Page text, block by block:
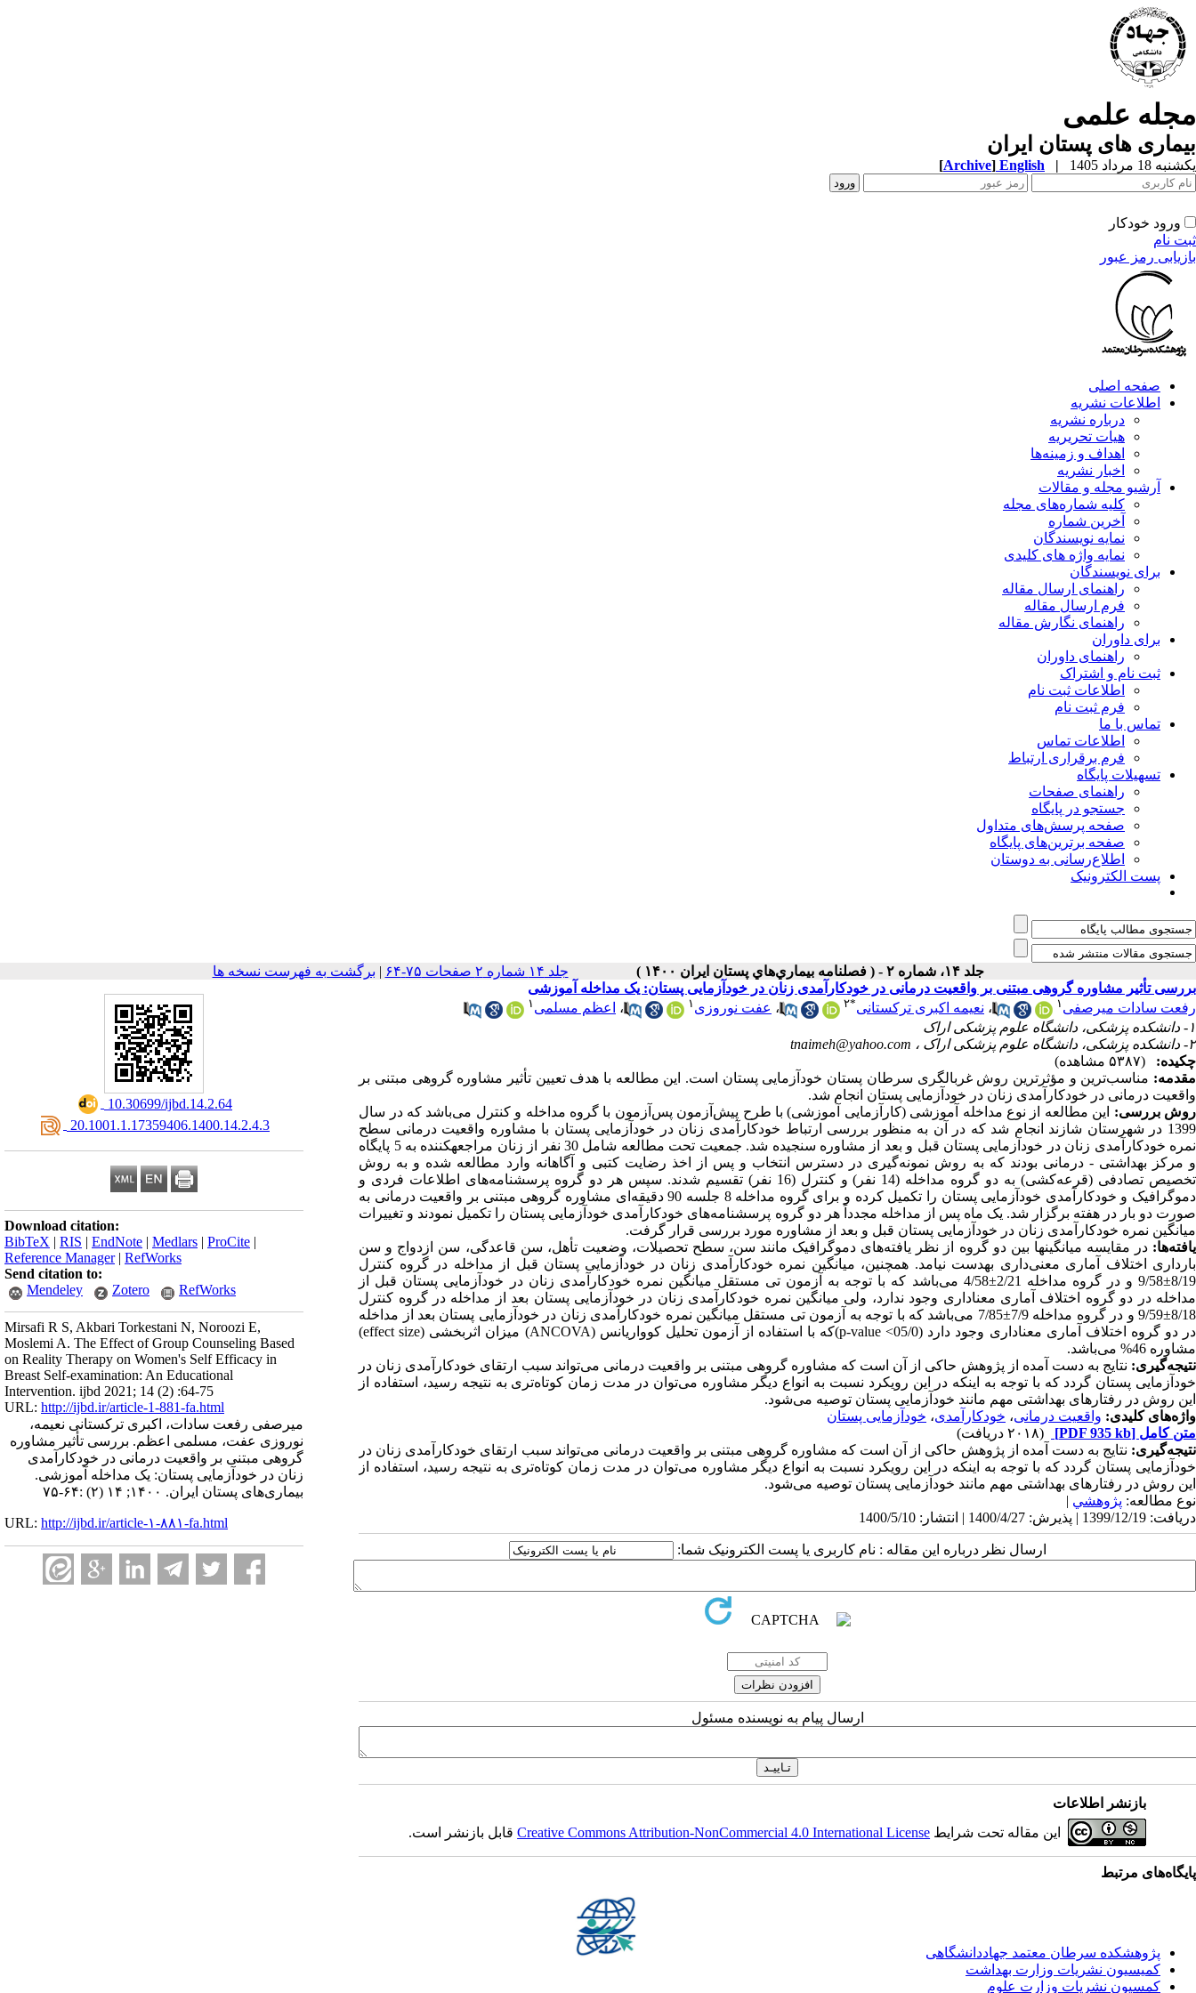
مجله علمی
بیماری های پستان ایران
یکشنبه 18 مرداد 1405 |
English
[Archive]
ورود خودکار
ثبت نام
بازیابی رمز عبور
صفحه اصلی
اطلاعات نشریه
درباره نشریه
هیات تحریریه
اهداف و زمینه‌ها
اخبار نشریه
آرشیو مجله و مقالات
کلیه شماره‌های مجله
آخرین شماره
نمایه نویسندگان
نمایه واژه های کلیدی
برای نویسندگان
راهنمای ارسال مقاله
فرم ارسال مقاله
راهنمای نگارش مقاله
برای داوران
راهنمای داوران
ثبت نام و اشتراک
اطلاعات ثبت نام
فرم ثبت نام
تماس با ما
اطلاعات تماس
فرم برقراری ارتباط
تسهیلات پایگاه
راهنمای صفحات
جستجو در پایگاه
صفحه پرسش‌های متداول
صفحه برترین‌های پایگاه
اطلاع‌رسانی به دوستان
پست الکترونیک
جلد ۱۴، شماره ۲ - ( فصلنامه بيماري‌هاي پستان ايران ۱۴۰۰ ) جلد ۱۴ شماره ۲ صفحات ۷۵-۶۴ | برگشت به فهرست نسخه ها
‎ 10.30699/ijbd.14.2.64
‎ 20.1001.1.17359406.1400.14.2.4.3
Download citation:
BibTeX | RIS | EndNote | Medlars | ProCite |
Reference Manager| RefWorks
Send citation to:
Mendeley
Zotero RefWorks
Mirsafi R S, Akbari Torkestani N, Noroozi E,
Moslemi A. The Effect of Group Counseling Based
on Reality Therapy on Women's Self Efficacy in
Breast Self-examination: An Educational
Intervention. ijbd 2021; 14 (2) :64-75
URL: http://ijbd.ir/article-1-881-fa.html
میرصفی رفعت سادات، اکبری ترکستانی نعیمه،
نوروزی عفت، مسلمی اعظم. بررسی تأثیر مشاوره
گروهی مبتنی بر واقعیت درمانی در خودکارآمدی
زنان در خودآزمایی پستان: یک مداخله آموزشی.
بیماری‌های پستان ایران. ۱۴۰۰; ۱۴ (۲) :۶۴-۷۵
URL: http://ijbd.ir/article-۱-۸۸۱-fa.html
بررسی تأثیر مشاوره گروهی مبتنی بر واقعیت درمانی در خودکارآمدی زنان در خودآزمایی پستان: یک مداخله آموزشی
رفعت سادات میرصفی ۱ ، نعیمه اکبری ترکستانی*۲ ، عفت نوروزی ۱ ، اعظم مسلمی ۱
۱- دانشکده پزشکی، دانشگاه علوم پزشکی اراک
۲- دانشکده پزشکی، دانشگاه علوم پزشکی اراک ،
tnaimeh@yahoo.com
چکیده:
(۵۳۸۷ مشاهده)
مقدمه: مناسب‏ترین و مؤثرترین روش غربالگری سرطان پستان خودآزمایی پستان است. این مطالعه با هدف تعیین تأثیر مشاوره گروهی مبتنی بر
واقعیت درمانی در خودکارآمدی زنان در خودآزمایی پستان انجام شد.
روش بررسی:
این مطالعه از نوع مداخله آموزشی (کارآزمایی آموزشی) با طرح پیش‌آزمون پس‌آزمون با گروه مداخله و کنترل می‌باشد که در سال
1399 در شهرستان شازند انجام شد
که در آن به منظور بررسی ارتباط خودکارآمدی زنان در خودآزمایی پستان با مشاوره واقعیت درمانی سطح
نمره خودکارآمدی زنان در خودآزمایی پستان قبل و بعد از مشاوره سنجیده شد. جمعیت تحت مطالعه شامل 30 نفر از زنان مراجعه‏کننده به 5 پایگاه
و مرکز بهداشتی - درمانی بودند که به روش نمونه‌گیری در دسترس
انتخاب و پس از اخذ رضایت کتبی و آگاهانه وارد مطالعه شده و به روش
تخصیص تصادفی (قرعه‌کشی) به دو گروه مداخله (14 نفر) و کنترل (16 نفر) تقسیم شدند. سپس هر دو گروه پرسشنامه‌های اطلاعات فردی و
دموگرافیک و خودکارآمدی خودآزمایی پستان را تکمیل کرده و برای گروه مداخله 8 جلسه 90 دقیقه‌ای مشاوره گروهی مبتنی بر واقعیت درمانی به
صورت دو بار در هفته برگزار شد. یک ماه پس از مداخله مجدداً هر دو گروه پرسشنامه‌های خودکارآمدی خودآزمایی پستان را تکمیل نمودند و تغییرات
میانگین نمره خودکارآمدی زنان در خودآزمایی پستان قبل و بعد از مشاوره مورد بررسی قرار گرفت.
یافته‌ها: در مقایسه میانگین‏ها بین دو گروه از نظر یافته‌های دموگرافیک مانند سن، سطح تحصیلات، وضعیت تأهل، سن قاعدگی، سن ازدواج و سن
بارداری اختلاف آماری معنی‌داری به‏دست نیامد. همچنین، میانگین نمره خودکارآمدی زنان در خودآزمایی پستان قبل از مداخله در گروه کنترل
8/19
±9/58 و در گروه مداخله 2/21 ±
4/58 می‌باشد که با توجه به آزمون تی مستقل میانگین نمره خودکارآمدی زنان در خودآزمایی پستان قبل از
مداخله در دو گروه اختلاف آماری معناداری وجود ندارد، ولی میانگین نمره خودکارآمدی زنان در خودآزمایی پستان بعد از مداخله در گروه کنترل
8/18
±9/59 و در گروه مداخله 7/9 ±
7/85 می‌باشد که با توجه به آزمون تی مستقل میانگین نمره خودکارآمدی زنان در خودآزمایی پستان بعد از مداخله
در دو گروه اختلاف آماری معناداری وجود دارد (05/0>
p-value)که با استفاده از آزمون تحلیل کوواریانس (ANCOVA) میزان اثربخشی (effect size
)
مشاوره
نتیجه‌گیری: نتایج به‏ دست آمده از پژوهش حاکی از آن است که مشاوره گروهی مبتنی بر واقعیت درمانی می‌تواند سبب ارتقای خودکارآمدی زنان در
خودآزمایی پستان گردد که با توجه به اینکه در این رویکرد نسبت به انواع دیگر مشاوره می‌توان در مدت زمان کوتاه‌تری به نتیجه رسید، استفاده از
این روش در رفتارهای بهداشتی مهم مانند خودآزمایی پستان توصیه می‌شود.
واژه‌های کلیدی: واقعیت درمانی، خودکارآمدی، خودآزمایی پستان
متن کامل [PDF 935 kb]
(۲۰۱۸ دریافت)
نتیجه‌گیری: نتایج به‏ دست آمده از پژوهش حاکی از آن است که مشاوره گروهی مبتنی بر واقعیت درمانی می‌تواند سبب ارتقای خودکارآمدی زنان در
خودآزمایی پستان گردد که با توجه به اینکه در این رویکرد نسبت به انواع دیگر مشاوره می‌توان در مدت زمان کوتاه‌تری به نتیجه رسید، استفاده از
این روش در رفتارهای بهداشتی مهم مانند خودآزمایی پستان توصیه می‌شود.
نوع مطالعه: پژوهشي |
دریافت: 1399/12/19 | پذیرش: 1400/4/27 | انتشار: 1400/5/10
ارسال نظر درباره این مقاله : نام کاربری یا پست الکترونیک شما:
ارسال پیام به نویسنده مسئول
بازنشر اطلاعات
این مقاله تحت شرایط Creative Commons Attribution-NonCommercial 4.0 International Licenseقابل بازنشر است.
پایگاه‌های مرتبط
پژوهشکده سرطان معتمد جهاددانشگاهی
کمیسیون نشریات وزارت بهداشت
کمسیون نشریات وزارت علوم